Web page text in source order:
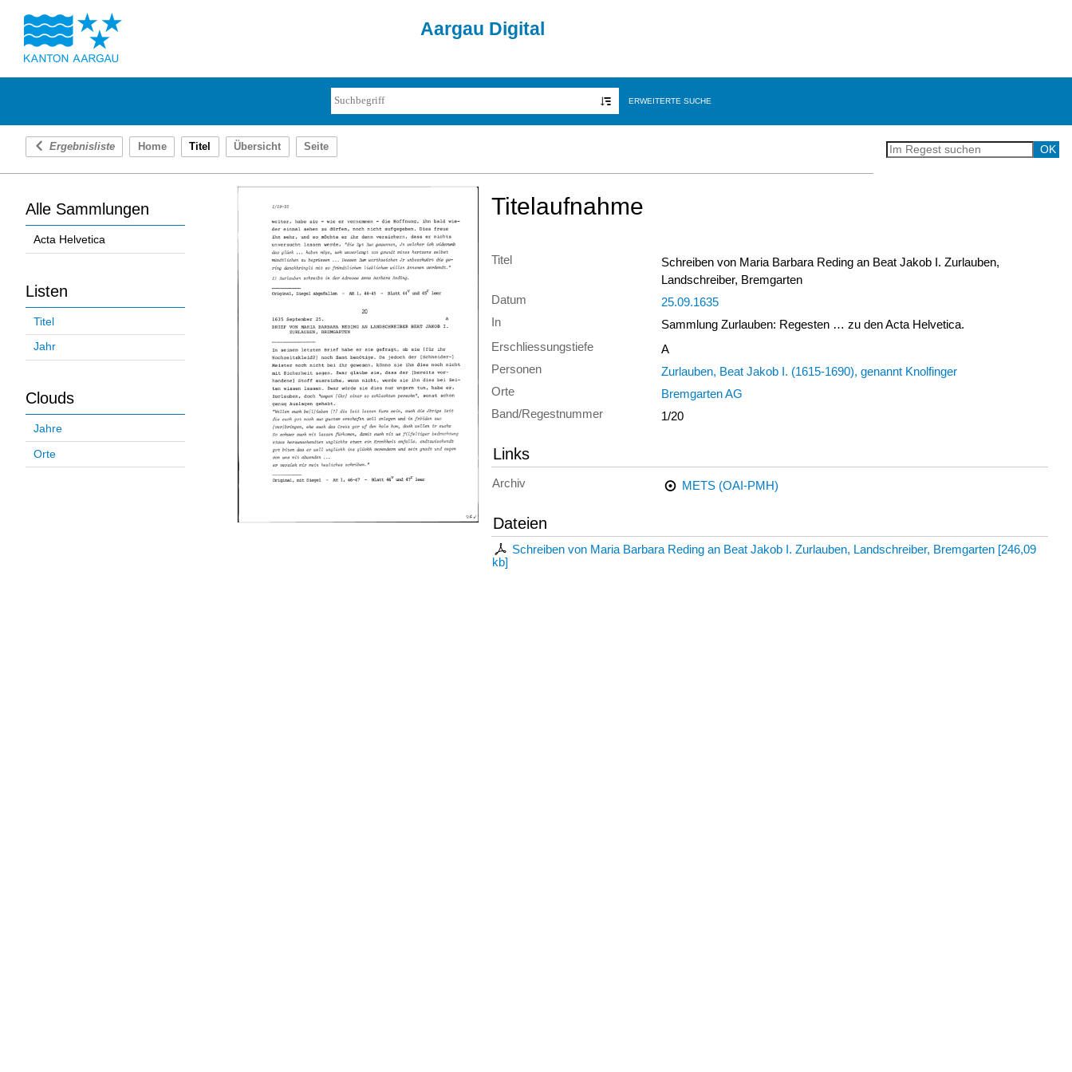
Aargau Digital
ERWEITERTE SUCHE
Ergebnisliste Home Titel Übersicht Seite
Alle Sammlungen
Acta Helvetica
Listen
Titel
Jahr
Clouds
Jahre
Orte
Titelaufnahme
Titel
Schreiben von Maria Barbara Reding an Beat Jakob I. Zurlauben,
Landschreiber, Bremgarten
Datum
25.09.1635
In
Sammlung Zurlauben: Regesten … zu den Acta Helvetica.
Erschliessungstiefe
A
Personen
Zurlauben, Beat Jakob I. (1615-1690), genannt Knolfinger
Orte
Bremgarten AG
Band/Regestnummer
1/20
Links
Archiv METS (OAI-PMH)
Dateien
Schreiben von Maria Barbara Reding an Beat Jakob I. Zurlauben, Landschreiber, Bremgarten[246,09
kb]